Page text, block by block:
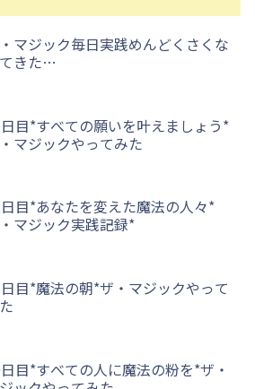
マジック毎日実践めんどくさくな
きた…
目*すべての願いを叶えましょう*
マジックやってみた
目*あなたを変えた魔法の人々*
マジック実践記録*
目*魔法の朝*ザ・マジックやって
目*すべての人に魔法の粉を*ザ・